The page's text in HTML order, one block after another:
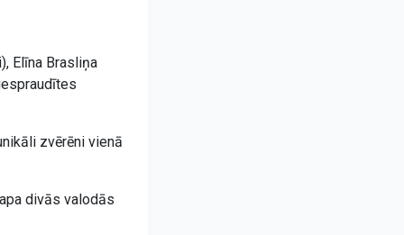
Elīna Brasliņa
zvērēni vienā
divās valodās